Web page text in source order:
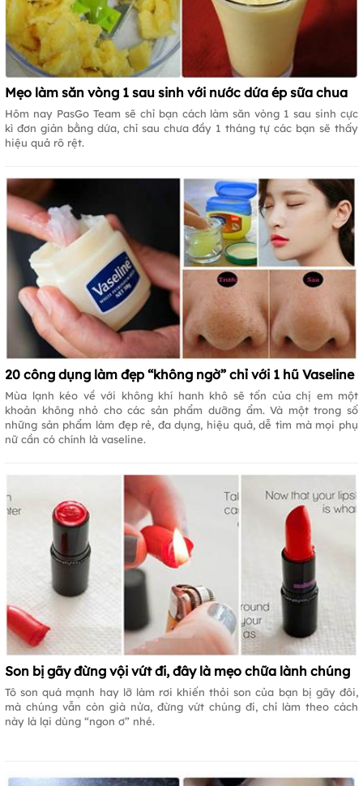
Mẹo làm săn vòng 1 sau sinh với nước dứa ép sữa chua
Hôm nay PasGo Team sẽ chỉ bạn cách làm săn vòng 1 sau sinh cực
kì đơn giản bằng dứa, chỉ sau chưa đầy 1 tháng tự các bạn sẽ thấy
hiệu quả rõ rệt.
20 công dụng làm đẹp “không ngờ” chỉ với 1 hũ Vaseline
Mùa lạnh kéo về với không khí hanh khô sẽ tốn của chị em một
khoản không nhỏ cho các sản phẩm dưỡng ẩm. Và một trong số
những sản phẩm làm đẹp rẻ, đa dụng, hiệu quả, dễ tìm mà mọi phụ
nữ cần có chính là vaseline.
Son bị gãy đừng vội vứt đi, đây là mẹo chữa lành chúng
Tô son quá mạnh hay lỡ làm rơi khiến thỏi son của bạn bị gãy đôi,
mà chúng vẫn còn già nửa, đừng vứt chúng đi, chỉ làm theo cách
này là lại dùng “ngon ơ” nhé.